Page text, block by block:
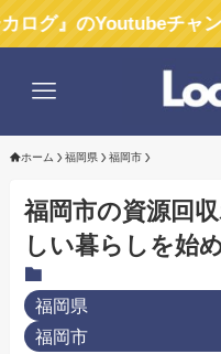
Youtubeチャンネルがで
ホーム 福岡県 福岡市
福岡市の資源回
しい暮らしを始
福岡県
福岡市